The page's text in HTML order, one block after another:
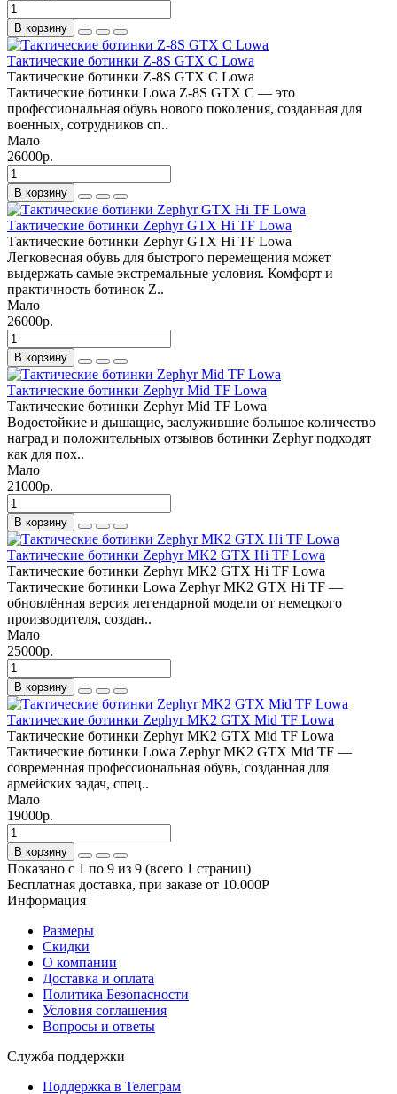
В корзину
Тактические ботинки Z-8S GTX C Lowa
Тактические ботинки Z-8S GTX C Lowa
Тактические ботинки Lowa Z-8S GTX C — это
профессиональная обувь нового поколения, созданная для
военных, сотрудников сп..
Мало
26000р.
В корзину
Тактические ботинки Zephyr GTX Hi TF Lowa
Тактические ботинки Zephyr GTX Hi TF Lowa
Легковесная обувь для быстрого перемещения может
выдержать самые экстремальные условия. Комфорт и
практичность ботинок Z..
Мало
26000р.
В корзину
Тактические ботинки Zephyr Mid TF Lowa
Тактические ботинки Zephyr Mid TF Lowa
Водостойкие и дышащие, заслужившие большое количество
наград и положительных отзывов ботинки Zephyr подходят
как для пох..
Мало
21000р.
В корзину
Тактические ботинки Zephyr MK2 GTX Hi TF Lowa
Тактические ботинки Zephyr MK2 GTX Hi TF Lowa
Тактические ботинки Lowa Zephyr MK2 GTX Hi TF —
обновлённая версия легендарной модели от немецкого
производителя, создан..
Мало
25000р.
В корзину
Тактические ботинки Zephyr MK2 GTX Mid TF Lowa
Тактические ботинки Zephyr MK2 GTX Mid TF Lowa
Тактические ботинки Lowa Zephyr MK2 GTX Mid TF —
современная профессиональная обувь, созданная для
армейских задач, спец..
Мало
19000р.
В корзину
Показано с 1 по 9 из 9 (всего 1 страниц)
Бесплатная доставка, при заказе от 10.000Р
Информация
Размеры
Скидки
О компании
Доставка и оплата
Политика Безопасности
Условия соглашения
Вопросы и ответы
Служба поддержки
Поддержка в Телеграм